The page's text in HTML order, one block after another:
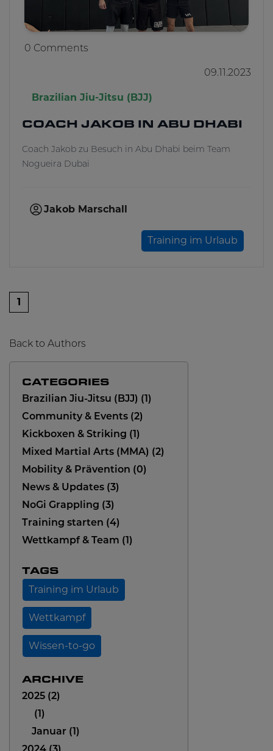
0 Comments
09.11.2023
Brazilian Jiu-Jitsu (BJJ)
COACH JAKOB IN ABU DHABI
Coach Jakob zu Besuch in Abu Dhabi beim Team
Nogueira Dubai
Jakob Marschall
Training im Urlaub
1
Back to Authors
CATEGORIES
Brazilian Jiu-Jitsu (BJJ)
Community & Events
2
Kickboxen & Striking
Mixed Martial Arts (MMA)
2
Mobility & Prävention
0
News & Updates
3
NoGi Grappling
3
Training starten
4
Wettkampf & Team
TAGS
Training im Urlaub
Wettkampf
Wissen-to-go
ARCHIVE
2025
2
Januar